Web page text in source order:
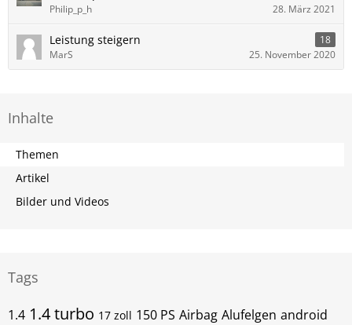
Philip_p_h 28. März 2021
Leistung steigern
18
MarS
25. November 2020
Inhalte
Themen
Artikel
Bilder und Videos
Tags
1.4 1.4 turbo 17 zoll 150 PS Airbag Alufelgen android